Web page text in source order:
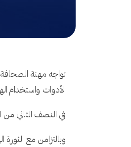
تواجه مهنة الصحافة
الأدوات واستخدام
في النصف الثاني
وبالتزامن مع